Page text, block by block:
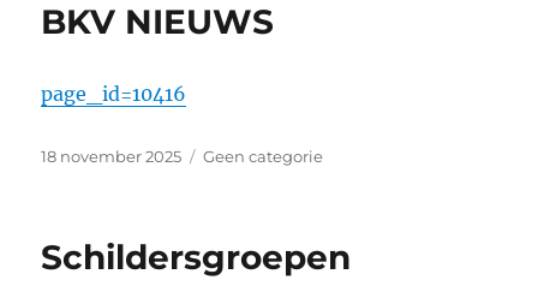
BKV NIEUWS
page_id=10416
Geplaatst
18 november 2025 Categorieën
Geen categorie
Schildersgroepen